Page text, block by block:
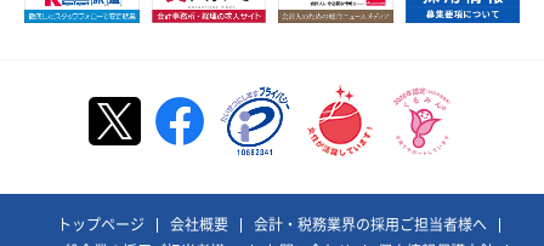
トップページ 会社概要
会計・税務業界の採用ご担当者様へ